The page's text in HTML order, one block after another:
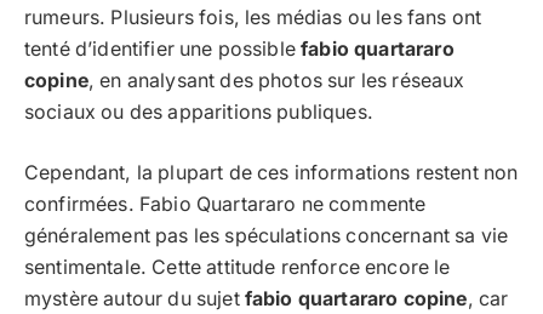
rumeurs. Plusieurs fois, les médias ou les fans ont
tenté d’identifier une possiblefabio quartararo
copine, en analysant des photos sur les réseaux
sociaux ou des apparitions publiques.
Cependant, la plupart de ces informations restent non
confirmées. Fabio Quartararo ne commente
généralement pas les spéculations concernant sa vie
sentimentale. Cette attitude renforce encore le
mystère autour du sujet fabio quartararo copine, car